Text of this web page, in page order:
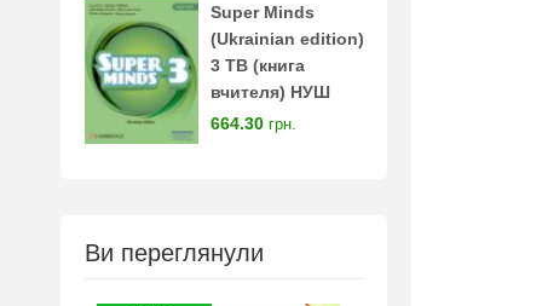
Super Minds
(Ukrainian edition)
3 TB (книга
вчителя) НУШ
664.30 грн.
Ви переглянули